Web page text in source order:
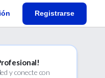
Registrarse
y conecte con